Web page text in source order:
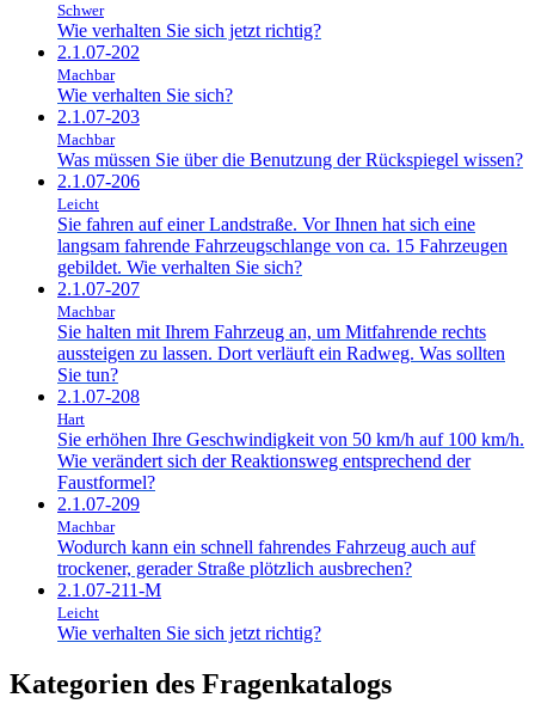
Schwer
Wie verhalten Sie sich jetzt richtig?
2.1.07-202
Machbar
Wie verhalten Sie sich?
2.1.07-203
Machbar
Was müssen Sie über die Benutzung der Rückspiegel wissen?
2.1.07-206
Leicht
Sie fahren auf einer Landstraße. Vor Ihnen hat sich eine
langsam fahrende Fahrzeugschlange von ca. 15 Fahrzeugen
gebildet. Wie verhalten Sie sich?
2.1.07-207
Machbar
Sie halten mit Ihrem Fahrzeug an, um Mitfahrende rechts
aussteigen zu lassen. Dort verläuft ein Radweg. Was sollten
Sie tun?
2.1.07-208
Hart
Sie erhöhen Ihre Geschwindigkeit von 50 km/h auf 100 km/h.
Wie verändert sich der Reaktionsweg entsprechend der
Faustformel?
2.1.07-209
Machbar
Wodurch kann ein schnell fahrendes Fahrzeug auch auf
trockener, gerader Straße plötzlich ausbrechen?
2.1.07-211-M
Leicht
Wie verhalten Sie sich jetzt richtig?
Kategorien des Fragenkatalogs